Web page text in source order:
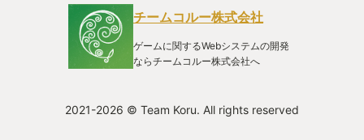
現在進行形でこの隠れたゲームジャンルは増え続いている。テ
レビ朝日・東映制作刑事ドラマ風に言うと「かくれゲーム流行
派」だ。 まず一つ目は、何が出るかな穴掘りゲー。これは穴を
一人で、または複数人でひたすら掘り続けるジャンルだ。多く
の人がゲームタイトルさえパッと思いつかないが、サムネやプ
もしれない。穴を掘るゲームはメジャーになりつつあるジャン
チームコルー株式会社
ゲームに関するWebシステムの開発
ならチームコルー株式会社へ
2021-2026 © Team Koru. All rights reserved